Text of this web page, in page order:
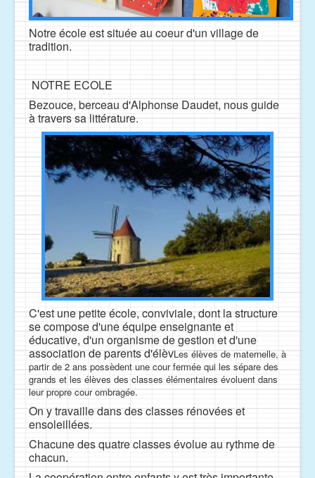
Notre école est située au coeur d'un village de
tradition.
NOTRE ECOLE
Bezouce, berceau d'Alphonse Daudet, nous guide
à travers sa littérature.
C'est une petite école, conviviale, dont la structure
se compose d'une équipe enseignante et
éducative, d'un organisme de gestion et d'une
association de parents d'élèvLes élèves de maternelle, à
partir de 2 ans possèdent une cour fermée qui les sépare des
grands et les élèves des classes élémentaires évoluent dans
leur propre cour ombragée.
On y travaille dans des classes rénovées et
ensoleillées.
Chacune des quatre classes évolue au rythme de
chacun.